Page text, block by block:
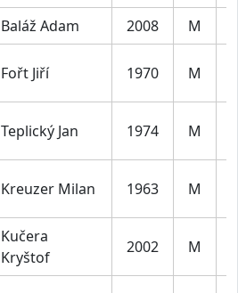
Baláž Adam 2008 M
Fořt Jiří 1970 M
Teplický Jan 1974 M
Kreuzer Milan 1963 M
Kučera
Kryštof
2002 M